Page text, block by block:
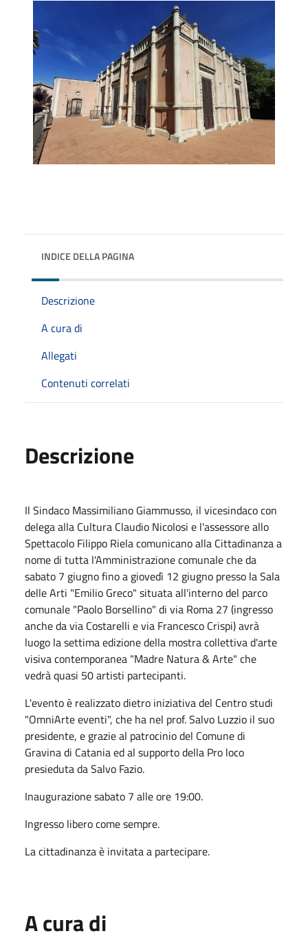
INDICE DELLA PAGINA
Descrizione
A cura di
Allegati
Contenuti correlati
Descrizione
Il Sindaco Massimiliano Giammusso, il vicesindaco con
delega alla Cultura Claudio Nicolosi e l'assessore allo
Spettacolo Filippo Riela comunicano alla Cittadinanza a
nome di tutta l'Amministrazione comunale che da
sabato 7 giugno fino a giovedì 12 giugno presso la Sala
delle Arti "Emilio Greco" situata all'interno del parco
comunale "Paolo Borsellino" di via Roma 27 (ingresso
anche da via Costarelli e via Francesco Crispi) avrà
luogo la settima edizione della mostra collettiva d'arte
visiva contemporanea "Madre Natura & Arte" che
vedrà quasi 50 artisti partecipanti.
L'evento è realizzato dietro iniziativa del Centro studi
"OmniArte eventi", che ha nel prof. Salvo Luzzio il suo
presidente, e grazie al patrocinio del Comune di
Gravina di Catania ed al supporto della Pro loco
presieduta da Salvo Fazio.
Inaugurazione sabato 7 alle ore 19:00.
Ingresso libero come sempre.
La cittadinanza è invitata a partecipare.
A cura di